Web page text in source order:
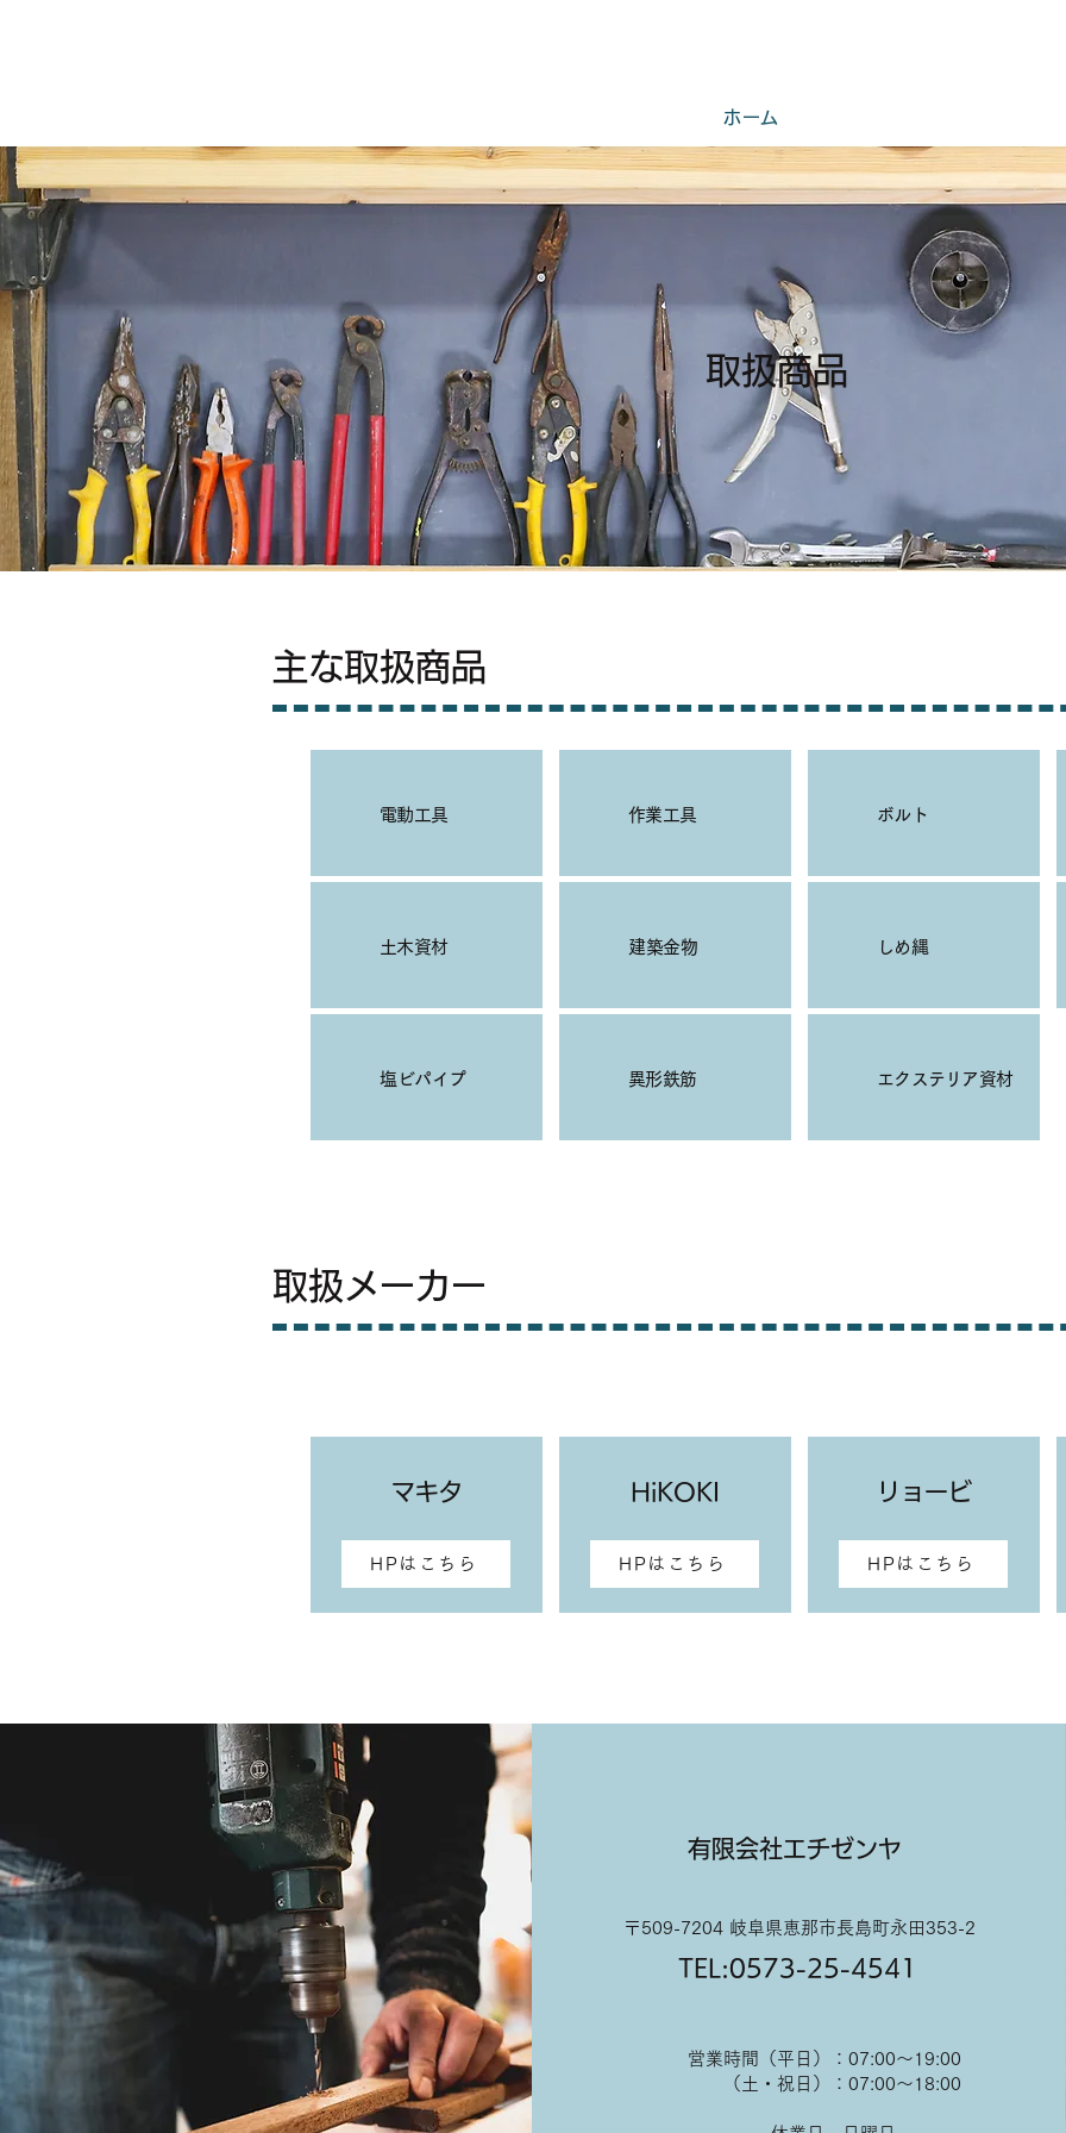
ホーム
​取扱商品
​主な取扱商品
電動工具
土木資材
​塩ビパイプ
作業工具
​建築金物
異形鉄筋
ボルト
しめ縄
エクステリア資材
​取扱メーカー
​マキタ
HPはこちら
​HiKOKI
HPはこちら
​リョービ
HPはこちら
有限会社エチゼンヤ
〒509-7204 岐阜県恵那市長島町永田353-2
TEL:0573-25-4541
営業時間（平日）：07:00～19:00
（土・祝日）：07:00～18:00